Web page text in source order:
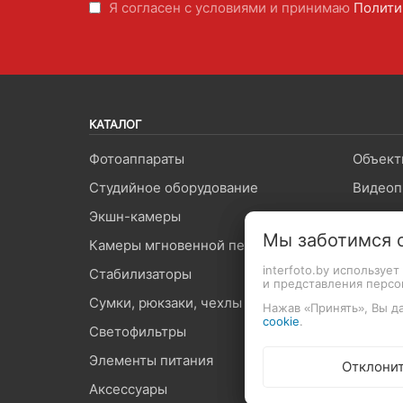
Я согласен с условиями и принимаю
КАТАЛОГ
Фотоаппараты
Студийное оборудование
Экшн-камеры
Камеры мгновенной печати
Стабилизаторы
Сумки, рюкзаки, чехлы
Карты
Светофильтры
Элементы питания
Аксессуары
Мы заботимся
interfoto.by
и представления
Нажав «Принять», Вы
cookie.